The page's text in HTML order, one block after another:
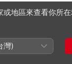
或地區來查看你所
灣)